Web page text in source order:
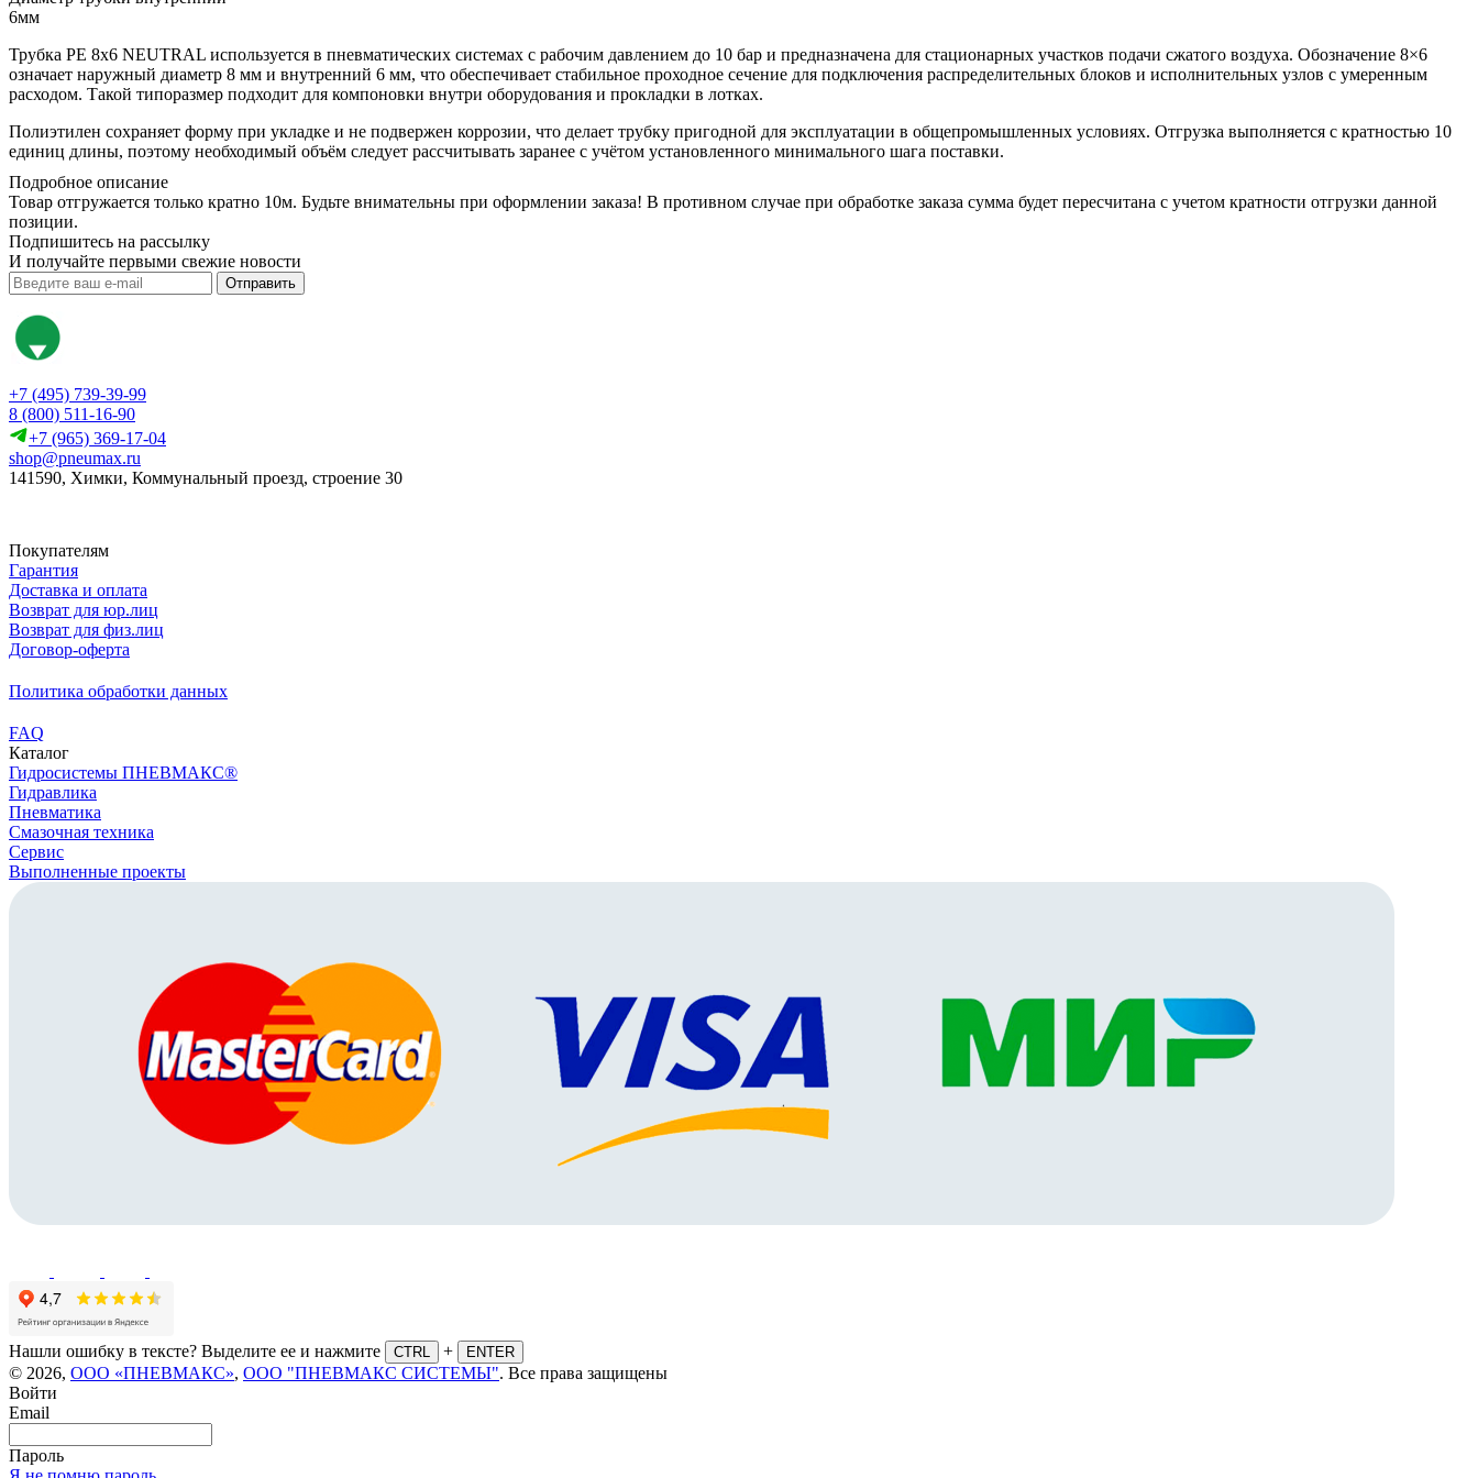
6мм
Трубка PE 8x6 NEUTRAL используется в пневматических системах с рабочим давлением до 10 бар и предназначена для стационарных участков подачи сжатого воздуха. Обозначение 8×6
означает наружный диаметр 8 мм и внутренний 6 мм, что обеспечивает стабильное проходное сечение для подключения распределительных блоков и исполнительных узлов с умеренным
расходом. Такой типоразмер подходит для компоновки внутри оборудования и прокладки в лотках.
Полиэтилен сохраняет форму при укладке и не подвержен коррозии, что делает трубку пригодной для эксплуатации в общепромышленных условиях. Отгрузка выполняется с кратностью 10
единиц длины, поэтому необходимый объём следует рассчитывать заранее с учётом установленного минимального шага поставки.
Подробное описание
Товар отгружается только кратно 10м. Будьте внимательны при оформлении заказа! В противном случае при обработке заказа сумма будет пересчитана с учетом кратности отгрузки данной
позиции.
Подпишитесь на рассылку
И получайте первыми свежие новости
Отправить
+7 (495) 739-39-99
8 (800) 511-16-90
+7 (965) 369-17-04
shop@pneumax.ru
141590, Химки, Коммунальный проезд, строение 30
Покупателям
Гарантия
Доставка и оплата
Возврат для юр.лиц
Возврат для физ.лиц
Договор-оферта
Политика обработки данных
FAQ
Каталог
Гидросистемы ПНЕВМАКС®
Гидравлика
Пневматика
Смазочная техника
Сервис
Выполненные проекты
Нашли ошибку в тексте? Выделите ее и нажмите CTRL + ENTER
© 2026, ООО «ПНЕВМАКС», ООО "ПНЕВМАКС СИСТЕМЫ". Все права защищены
Войти
Email
Пароль